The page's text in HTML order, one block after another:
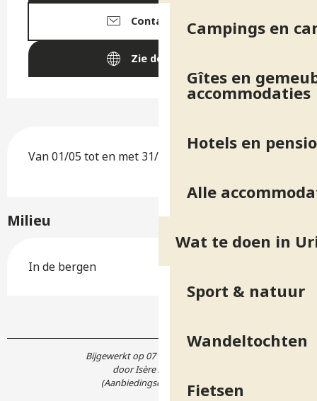
Campings en
Gîtes en
accommodaties
Hotels en
Alle
Wat te doen in
Sport & natuur
Wandeltochten
Fietsen
Contacteer ons
Zie de websites
Van 01/05 tot en met 31/10 iedere dag.
Milieu
In de bergen
Bijgewerkt op 07 april 2026 in 13:29
door Isère Attractivité
(Aanbiedingscode :
547270)